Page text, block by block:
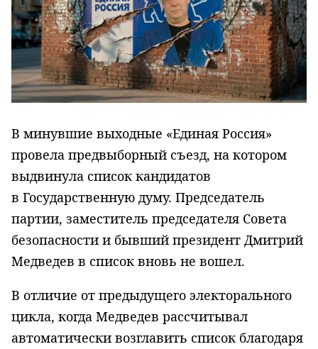
В минувшие выходные «Единая Россия»
провела предвыборный съезд, на котором
выдвинула список кандидатов
в Государственную думу. Председатель
партии, заместитель председателя Совета
безопасности и бывший президент Дмитрий
Медведев в список вновь не вошел.
В отличие от предыдущего электорального
цикла, когда Медведев рассчитывал
автоматически возглавить список благодаря